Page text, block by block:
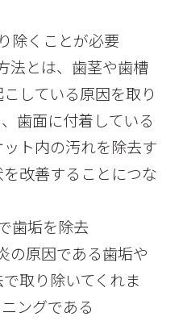
除くことが必要
法とは、歯茎や歯槽
している原因を取り
歯面に付着している
ト内の汚れを除去す
改善することにつな
歯垢を除去
の原因である歯垢や
取り除いてくれま
ングである